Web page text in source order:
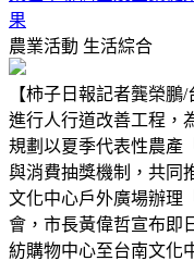
果
農業活動 生活綜合
【柿子日報記者龔榮
進行人行道改善工程，
規劃以夏季代表性農產
與消費抽獎機制，共同
文化中心戶外廣場辦理
會，市長黃偉哲宣布即
紡購物中心至台南文化